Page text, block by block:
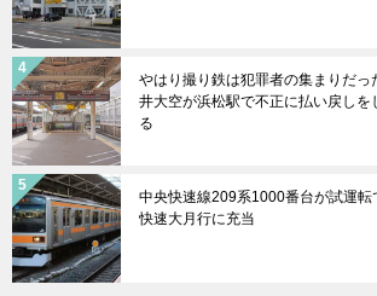
やはり撮り鉄は犯罪者の集まりだっ
井大空が浜松駅で不正に払い戻しを
る
中央快速線209系1000番台が試運転
快速大月行に充当